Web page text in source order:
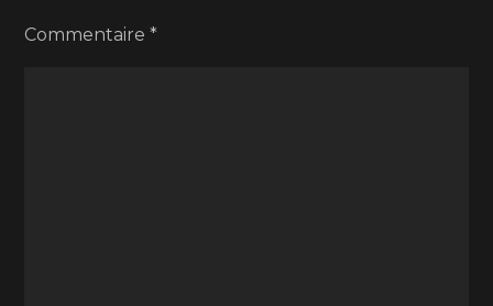
Commentaire*